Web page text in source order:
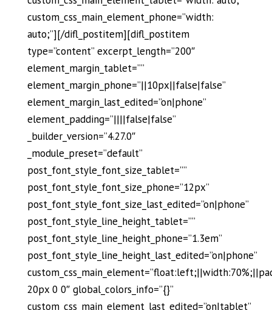
custom_css_main_element_phone=”width:
auto;”][/difl_postitem][difl_postitem
type=”content” excerpt_length=”200″
element_margin_tablet=””
element_margin_phone=”||10px||false|false”
element_margin_last_edited=”on|phone”
element_padding=”||||false|false”
_builder_version=”4.27.0″
_module_preset=”default”
post_font_style_font_size_tablet=””
post_font_style_font_size_phone=”12px”
post_font_style_font_size_last_edited=”on|phone”
post_font_style_line_height_tablet=””
post_font_style_line_height_phone=”1.3em”
post_font_style_line_height_last_edited=”on|phone”
20px 0 0″ global_colors_info=”{}”
custom_css_main_element_last_edited=”on|tablet”